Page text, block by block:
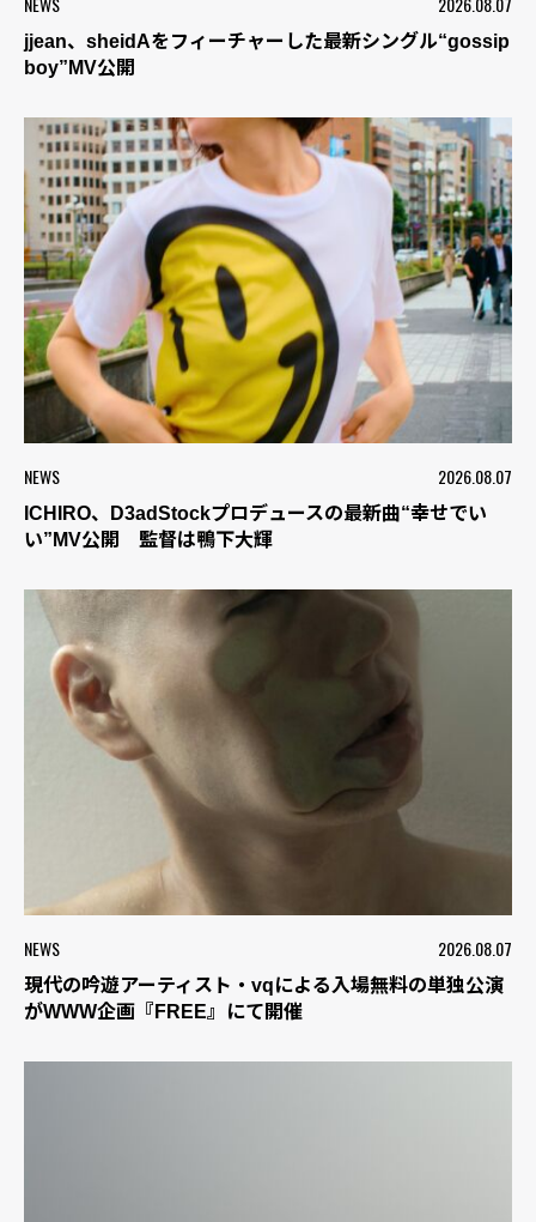
jjean、sheidAをフィーチャーした最新シングル“gossip
boy”MV公開
NEWS 2026.08.07
ICHIRO、D3adStockプロデュースの最新曲“幸せでい
い”MV公開 監督は鴨下大輝
NEWS 2026.08.07
現代の吟遊アーティスト・vqによる入場無料の単独公演
がWWW企画『FREE』にて開催